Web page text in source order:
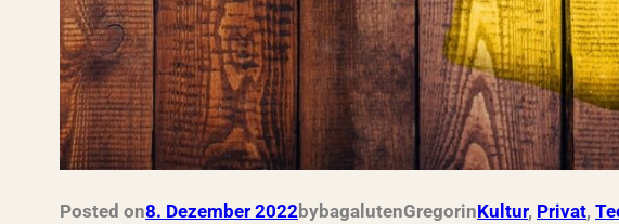
Posted on8. Dezember 2022bybagalutenGregorinKultur, Privat,